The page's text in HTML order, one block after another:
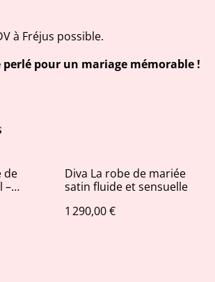
à Fréjus possible.
perlé pour un mariage mémorable !
de
–
Diva La robe de mariée
satin fluide et sensuelle
1 290,00 €